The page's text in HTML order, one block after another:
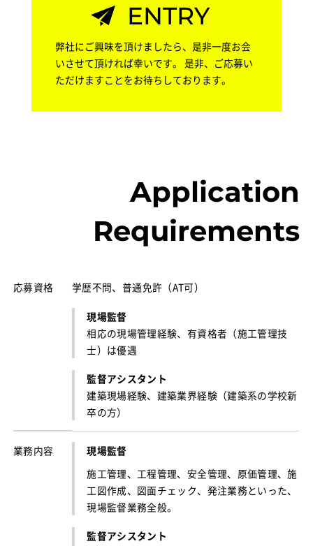
ENTRY
弊社にご興味を頂けましたら、是非一度お会
いさせて頂ければ幸いです。 是非、ご応募い
ただけますことをお待ちしております。
Application
Requirements
応募資格 学歴不問、普通免許（AT可）
現場監督
相応の現場管理経験、有資格者（施工管理技
士）は優遇
監督アシスタント
建築現場経験、建築業界経験（建築系の学校新
卒の方）
業務内容
現場監督
施工管理、工程管理、安全管理、原価管理、施
工図作成、図面チェック、発注業務といった、
現場監督業務全般。
監督アシスタント